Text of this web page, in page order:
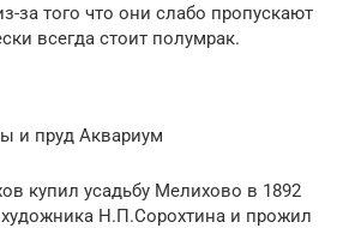
за того что они слабо пропускают
всегда стоит полумрак.
и пруд Аквариум
купил усадьбу Мелихово в 1892
художника Н.П.Сорохтина и прожил